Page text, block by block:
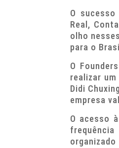
O
Real,
olho
para o
O
realizar
Didi
empresa
O acesso